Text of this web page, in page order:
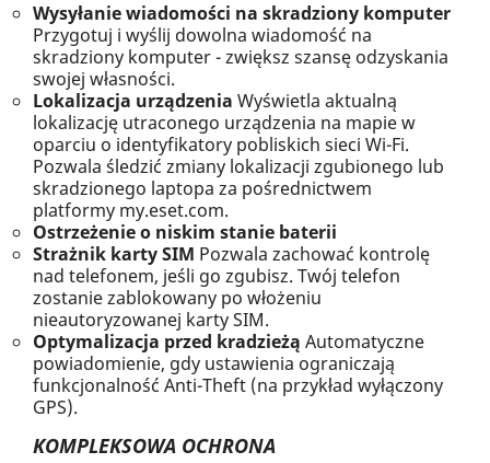
Wysyłanie wiadomości na skradziony komputer
Przygotuj i wyślij dowolna wiadomość na
skradziony komputer - zwiększ szansę odzyskania
swojej własności.
Lokalizacja urządzenia Wyświetla aktualną
lokalizację utraconego urządzenia na mapie w
oparciu o identyfikatory pobliskich sieci Wi-Fi.
Pozwala śledzić zmiany lokalizacji zgubionego lub
skradzionego laptopa za pośrednictwem
platformy my.eset.com.
Ostrzeżenie o niskim stanie baterii
Strażnik karty SIM Pozwala zachować kontrolę
nad telefonem, jeśli go zgubisz. Twój telefon
zostanie zablokowany po włożeniu
nieautoryzowanej karty SIM.
Optymalizacja przed kradzieżą Automatyczne
powiadomienie, gdy ustawienia ograniczają
funkcjonalność Anti-Theft (na przykład wyłączony
GPS).
KOMPLEKSOWA OCHRONA